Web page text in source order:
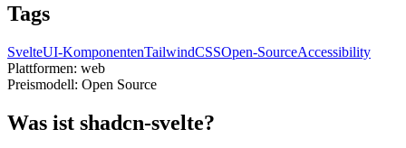
Tags
SvelteUI-KomponentenTailwindCSSOpen-SourceAccessibility
Plattformen: web
Preismodell: Open Source
Was ist shadcn-svelte?